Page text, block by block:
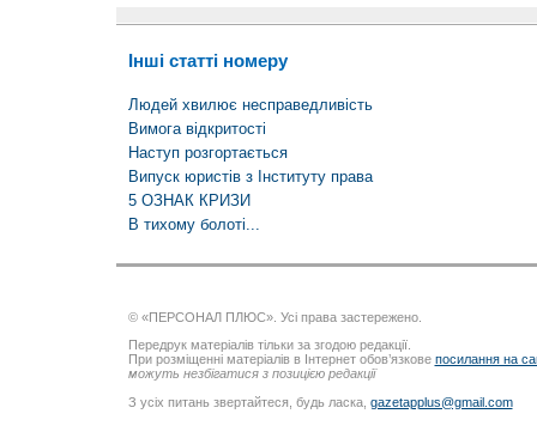
Інші статті номеру
Людей хвилює несправедливість
Вимога відкритості
Наступ розгортається
Випуск юристів з Інституту права
5 ОЗНАК КРИЗИ
В тихому болоті...
© «ПЕРСОНАЛ ПЛЮС». Усі права застережено.
Передрук матеріалів тільки за згодою редакції.
При розміщенні матеріалів в Інтернет обов’язкове посилання на
можуть незбігатися з позицією редакції
З усіх питань звертайтеся, будь ласка, gazetapplus@gmail.com